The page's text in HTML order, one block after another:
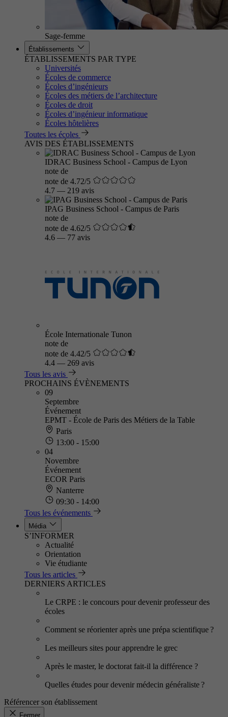
Sage-femme
Établissements
ÉTABLISSEMENTS PAR TYPE
Universités
Écoles de commerce
Écoles d’ingénieurs
Écoles des métiers de l’architecture
Écoles de droit
Écoles d’ingénieur informatique
Écoles hôtelières
Toutes les écoles
AVIS DES ÉTABLISSEMENTS
IDRAC Business School - Campus de Lyon
note de
note de 4.72/5
4.7 — 219 avis
IPAG Business School - Campus de Paris
note de
note de 4.62/5
4.6 — 77 avis
École Internationale Tunon
note de
note de 4.42/5
4.4 — 269 avis
Tous les avis
PROCHAINS ÉVÈNEMENTS
09
Septembre
Événement
EPMT - École de Paris des Métiers de la Table
Paris
13:00 - 15:00
04
Novembre
Événement
ECOR Paris
Nanterre
09:30 - 14:00
Tous les événements
Média
S’INFORMER
Actualité
Orientation
Vie étudiante
Tous les articles
DERNIERS ARTICLES
Le CRPE : le concours pour devenir professeur des
écoles
Comment se réorienter après une prépa scientifique ?
Les meilleurs sites pour apprendre le grec
Après le master, le doctorat fait-il la différence ?
Quelles études pour devenir médecin généraliste ?
Référencer son établissement
Fermer